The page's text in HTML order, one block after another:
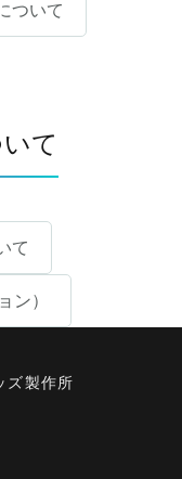
ついて
て
て
ン）
ズ製作所